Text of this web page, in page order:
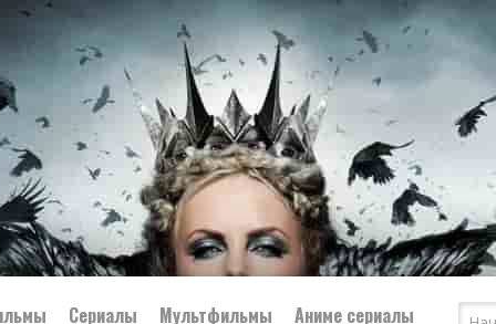
Сериалы Мультфильмы Аниме сериалы